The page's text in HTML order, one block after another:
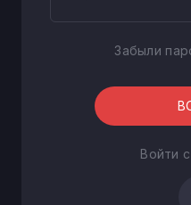
Забыли
Войти